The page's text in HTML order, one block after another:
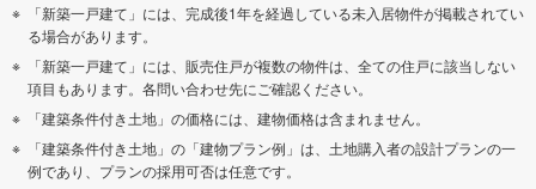
「新築一戸建て」には、完成後1年を経過している未入居物件が掲載されてい
る場合があります。
「新築一戸建て」には、販売住戸が複数の物件は、全ての住戸に該当しない
項目もあります。各問い合わせ先にご確認ください。
「建築条件付き土地」の価格には、建物価格は含まれません。
「建築条件付き土地」の「建物プラン例」は、土地購入者の設計プランの一
例であり、プランの採用可否は任意です。